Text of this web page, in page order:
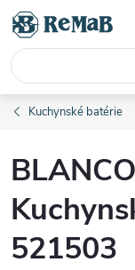
Prejsť
obsah
Kuchynské batérie
521503